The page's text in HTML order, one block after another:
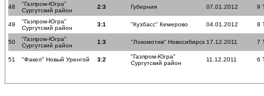
48
"Газпром-Югра"
Сургутский район
2:3 Губерния 07.01.2012 9
49
"Газпром-Югра"
Сургутский район
3:1 "Кузбасс" Кемерово 04.01.2012 8
50
"Газпром-Югра"
Сургутский район
1:3 "Локомотив" Новосибирск 17.12.2011 7
51 "Факел" Новый Уренгой 3:2
"Газпром-Югра"
Сургутский район
11.12.2011 6